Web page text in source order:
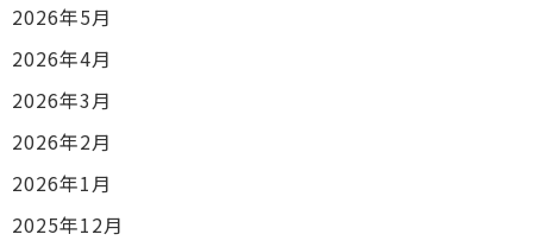
2026年5月
2026年4月
2026年3月
2026年2月
2026年1月
2025年12月